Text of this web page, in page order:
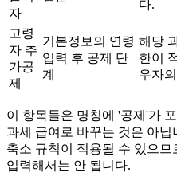
자
다.
고령
자 추
가공
제
기본정보의 연령
입력 후 공제 단
계
해당
한이
우자
이 항목들은 명칭에 '공제'가
과세 급여로 바꾸는 것은 아
축소 규칙이 적용될 수 있으
입력해서는 안 됩니다.